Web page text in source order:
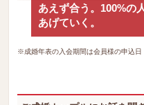
あえず合う。100%の
あげていく。
※成婚年表の入会期間は会員様の申込日